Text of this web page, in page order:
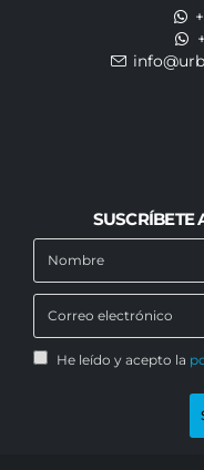
SUSCRÍBETE
He leído y acepto la